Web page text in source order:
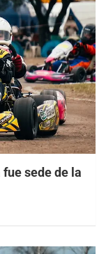
fue sede de la